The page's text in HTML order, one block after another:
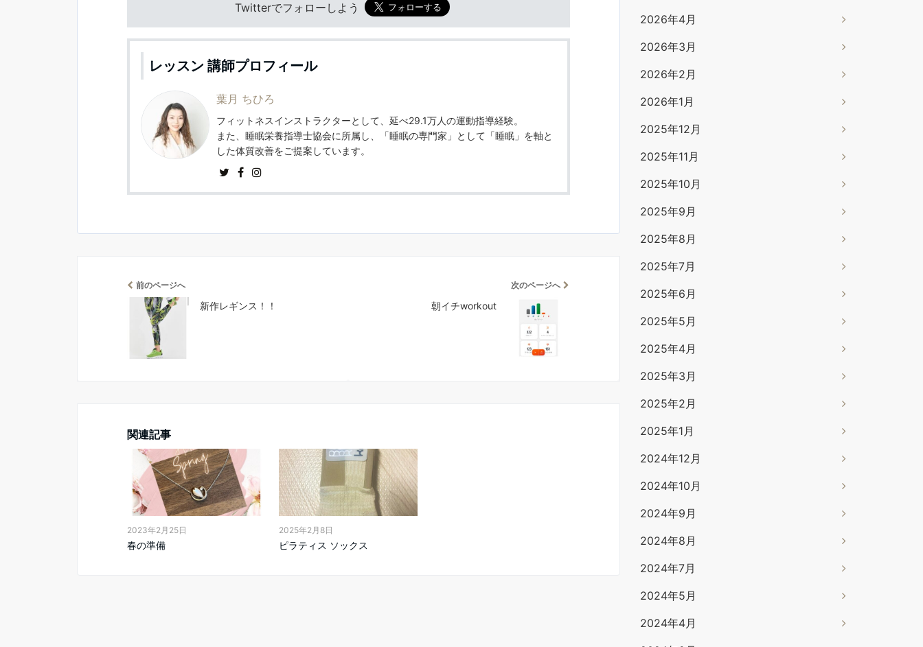
Twitterでフォローしよう
レッスン 講師プロフィール
葉月 ちひろ
フィットネスインストラクターとして、延べ29.1万人の運動指導経験。
また、睡眠栄養指導士協会に所属し、「睡眠の専門家」として「睡眠」を軸と
した体質改善をご提案しています。
前のページへ
新作レギンス！！
次のページへ
朝イチworkout
関連記事
2023年2月25日
春の準備
2025年2月8日
ピラティス ソックス
2026年4月
2026年3月
2026年2月
2026年1月
2025年12月
2025年11月
2025年10月
2025年9月
2025年8月
2025年7月
2025年6月
2025年5月
2025年4月
2025年3月
2025年2月
2025年1月
2024年12月
2024年10月
2024年9月
2024年8月
2024年7月
2024年5月
2024年4月